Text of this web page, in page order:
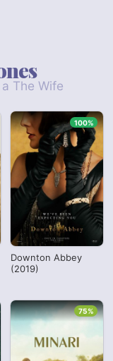
The Wife
Downton Abbey
(2019)
100%
75%